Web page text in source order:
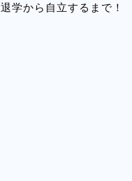
退学から自立するまで！